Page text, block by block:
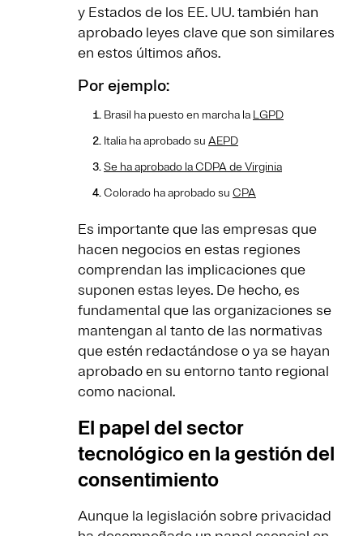
y Estados de los EE. UU. también han
aprobado leyes clave que son similares
en estos últimos años.
Por ejemplo:
Brasil ha puesto en marcha la LGPD
Italia ha aprobado su AEPD
Se ha aprobado la CDPA de Virginia
Colorado ha aprobado su CPA
Es importante que las empresas que
hacen negocios en estas regiones
comprendan las implicaciones que
suponen estas leyes. De hecho, es
fundamental que las organizaciones se
mantengan al tanto de las normativas
que estén redactándose o ya se hayan
aprobado en su entorno tanto regional
como nacional.
El papel del sector
tecnológico en la gestión del
consentimiento
Aunque la legislación sobre privacidad